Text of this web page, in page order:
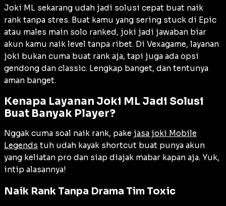
Joki ML sekarang udah jadi solusi cepat buat naik
rank tanpa stres. Buat kamu yang sering stuck di Epic
atau males main solo ranked, joki jadi jawaban biar
akun kamu naik level tanpa ribet. Di Vexagame, layanan
joki bukan cuma buat rank aja, tapi juga ada opsi
gendong dan classic. Lengkap banget, dan tentunya
aman banget.
Kenapa Layanan Joki ML Jadi Solusi
Buat Banyak Player?
Nggak cuma soal naik rank, pake jasa joki Mobile
Legends tuh udah kayak shortcut buat punya akun
yang keliatan pro dan siap diajak mabar kapan aja. Yuk,
intip alasannya!
Naik Rank Tanpa Drama Tim Toxic